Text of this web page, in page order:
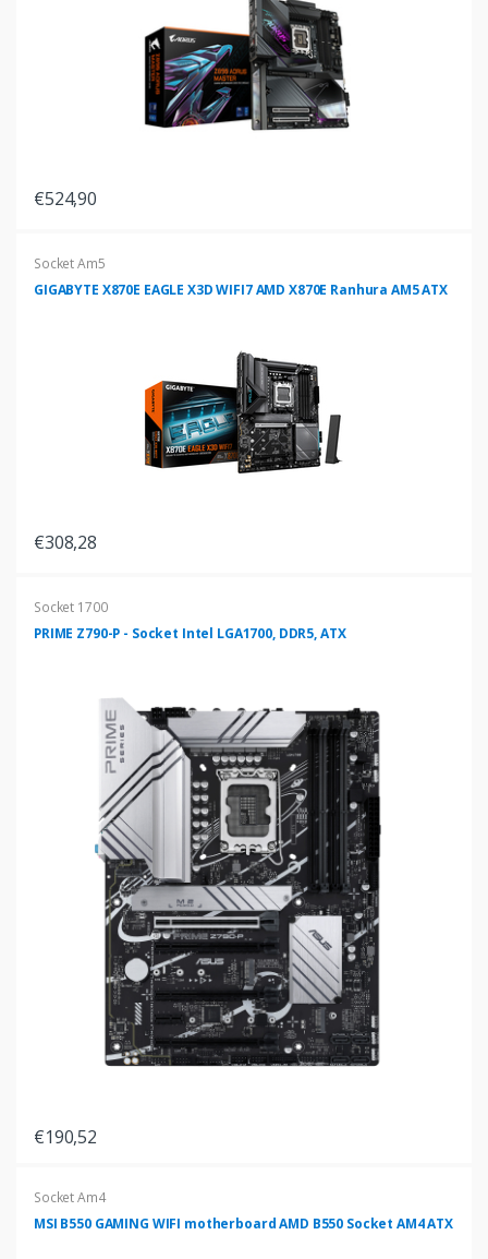
€524,90
Socket Am5
GIGABYTE X870E EAGLE X3D WIFI7 AMD X870E Ranhura AM5 ATX
€308,28
Socket 1700
PRIME Z790-P - Socket Intel LGA1700, DDR5, ATX
€190,52
Socket Am4
MSI B550 GAMING WIFI motherboard AMD B550 Socket AM4 ATX